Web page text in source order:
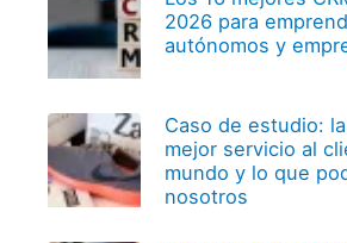
2026 para
autónomos y
Caso de estudio:
mejor servicio al
mundo y lo que
nosotros